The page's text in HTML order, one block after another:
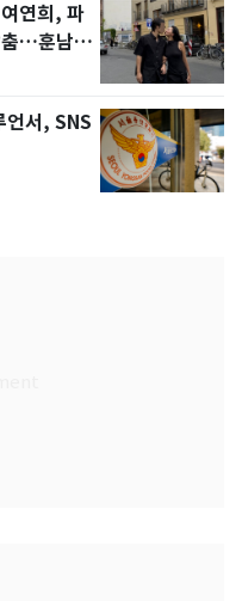
연희, 파
춤…훈남이
언서, SNS